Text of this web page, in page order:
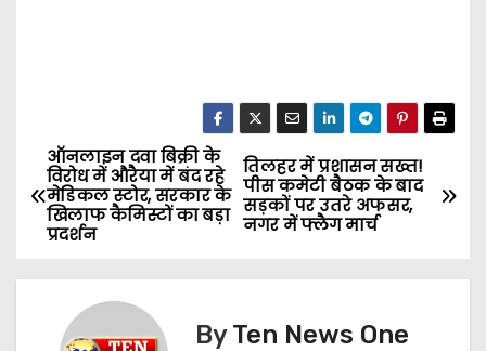
P
o
तिलहर में प्रशासन सख्त!
पीस कमेटी बैठक के बाद
सड़कों पर उतरे अफसर,
नगर में फ्लैग मार्च
ऑनलाइन दवा बिक्री के
विरोध में औरैया में बंद रहे
मेडिकल स्टोर, सरकार के
खिलाफ कैमिस्टों का बड़ा
प्रदर्शन
ByTen News One